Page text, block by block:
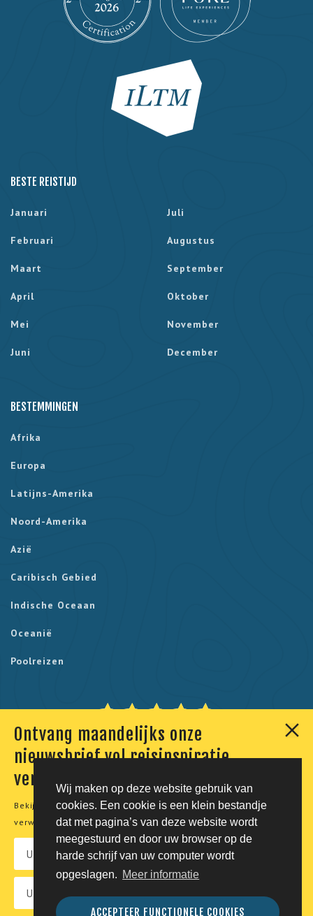
Wij maken op deze website gebruik van
cookies. Een cookie is een klein bestandje
dat met pagina’s van deze website wordt
meegestuurd en door uw browser op de
harde schrijf van uw computer wordt
opgeslagen. Meer informatie
ACCEPTEER FUNCTIONELE COOKIES
Ontvang maandelijks onze
nieuwsbrief vol reisinspiratie,
verhalen en aanbiedingen
Bekijk onzeprivacyverklaringvoor meer informatie over de
verwerking van uw persoonsgegevens.
BESTE REISTIJD
Januari
Februari
Maart
April
Mei
Juni
Juli
Augustus
September
Oktober
November
December
BESTEMMINGEN
Afrika
Europa
Latijns-Amerika
Noord-Amerika
Azië
Caribisch Gebied
Indische Oceaan
Oceanië
Poolreizen
Onze klanten geven ons een 9,7. Berekend uit 230
© Tico Reizen 2026 - Privé-reizen op maat
Developing magic by